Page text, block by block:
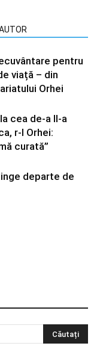
pentru
viață – din
Orhei
cea de-a II-a
r-l Orhei:
curată”
departe de